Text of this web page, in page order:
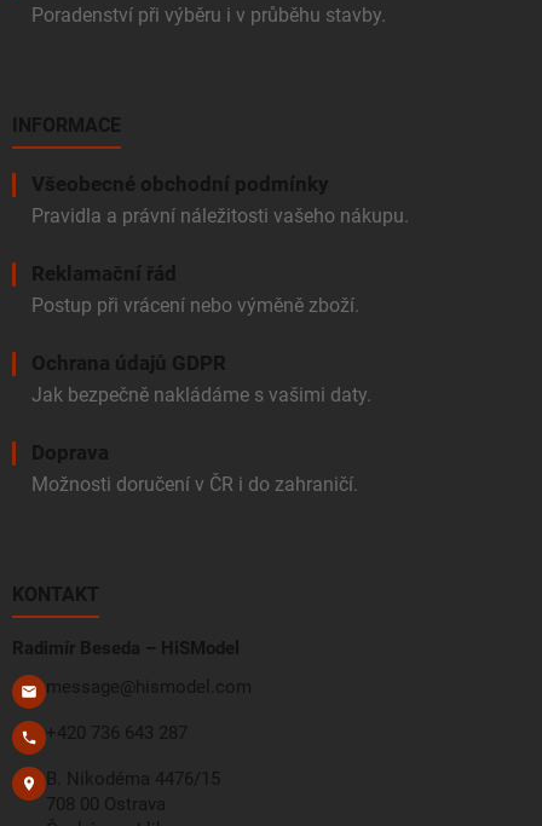
Poradenství při výběru i v průběhu stavby.
INFORMACE
Všeobecné obchodní podmínky
Pravidla a právní náležitosti vašeho nákupu.
Reklamační řád
Postup při vrácení nebo výměně zboží.
Ochrana údajů GDPR
Jak bezpečně nakládáme s vašimi daty.
Doprava
Možnosti doručení v ČR i do zahraničí.
KONTAKT
Radimír Beseda – HiSModel
message@hismodel.com
+420 736 643 287
B. Nikodéma 4476/15
708 00 Ostrava